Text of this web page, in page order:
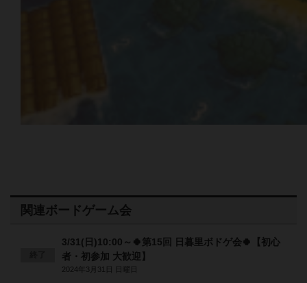
関連ボードゲーム会
3/31(日)10:00～🍀第15回 日暮里ボドゲ会🍀【初心
者・初参加 大歓迎】
2024年3月31日 日曜日